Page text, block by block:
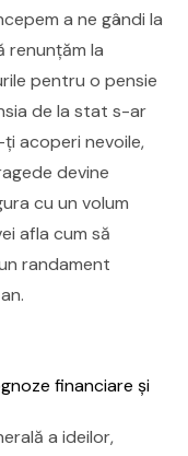
a ne gândi la
renunțăm la
pentru o pensie
de la stat s-ar
acoperi nevoile,
devine
cu un volum
afla cum să
randament
financiare și
a ideilor,